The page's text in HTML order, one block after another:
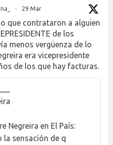
· 29 Mar
que contrataron a alguien
de los
menos vergüenza de lo
era vicepresidente
de los que hay facturas.
Negreira en El País:
la sensación de q